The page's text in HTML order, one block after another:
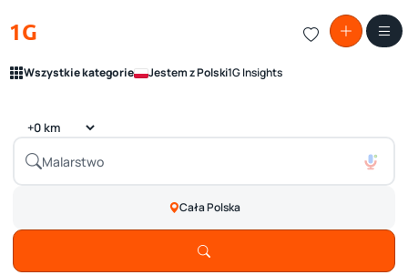
1G
Wszystkie kategorie Jestem z Polski1G Insights
Cała Polska